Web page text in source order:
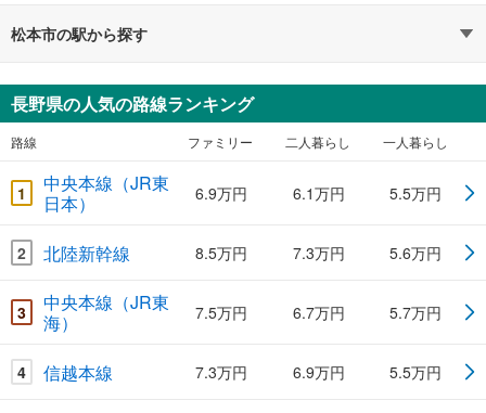
松本市の駅から探す
長野県の人気の路線ランキング
路線 ファミリー 二人暮らし 一人暮らし
1
中央本線（JR東
日本）
6.9万円 6.1万円 5.5万円
2 北陸新幹線 8.5万円 7.3万円 5.6万円
3
中央本線（JR東
海）
7.5万円 6.7万円 5.7万円
4 信越本線 7.3万円 6.9万円 5.5万円